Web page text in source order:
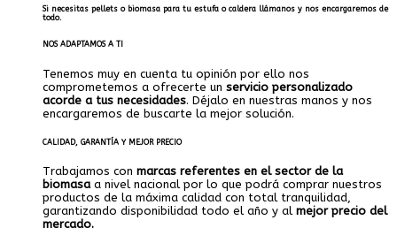
Si necesitas pellets o biomasa para tu estufa o caldera llámanos y nos encargaremos de
todo.
NOS ADAPTAMOS A TI
Tenemos muy en cuenta tu opinión por ello nos
comprometemos a ofrecerte un servicio personalizado
acorde a tus necesidades. Déjalo en nuestras manos y nos
encargaremos de buscarte la mejor solución.
CALIDAD, GARANTÍA Y MEJOR PRECIO
Trabajamos con marcas referentes en el sector de la
biomasaa nivel nacional por lo que podrá comprar nuestros
productos de la máxima calidad con total tranquilidad,
garantizando disponibilidad todo el año y al mejor precio del
mercado.